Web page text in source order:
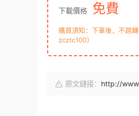
下載價格 免費
購買須知：下單後，不跳
zcztc100）
原文鏈接： http://